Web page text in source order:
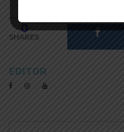
0
SHARES
EDITOR